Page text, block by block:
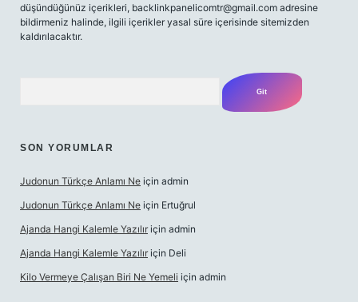
düşündüğünüz içerikleri, backlinkpanelicomtr@gmail.com adresine
bildirmeniz halinde, ilgili içerikler yasal süre içerisinde sitemizden
kaldırılacaktır.
SON YORUMLAR
Judonun Türkçe Anlamı Ne için admin
Judonun Türkçe Anlamı Ne için Ertuğrul
Ajanda Hangi Kalemle Yazılır için admin
Ajanda Hangi Kalemle Yazılır için Deli
Kilo Vermeye Çalışan Biri Ne Yemeli için admin